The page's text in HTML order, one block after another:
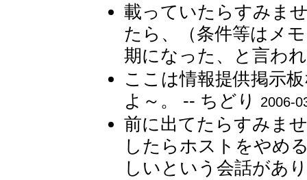
載っていたらすみま
たら、（条件等はメ
期になった、と言わ
ここは情報提供掲示
よ～。 -- ちどり
2006-
前に出てたらすみま
したらホストをやめ
しいという会話があ